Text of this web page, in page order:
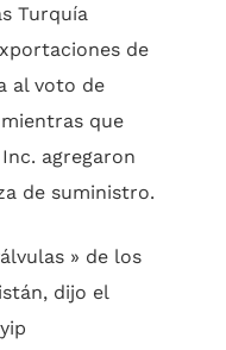
Turquía
de
al voto de
que
agregaron
de suministro.
» de los
dijo el